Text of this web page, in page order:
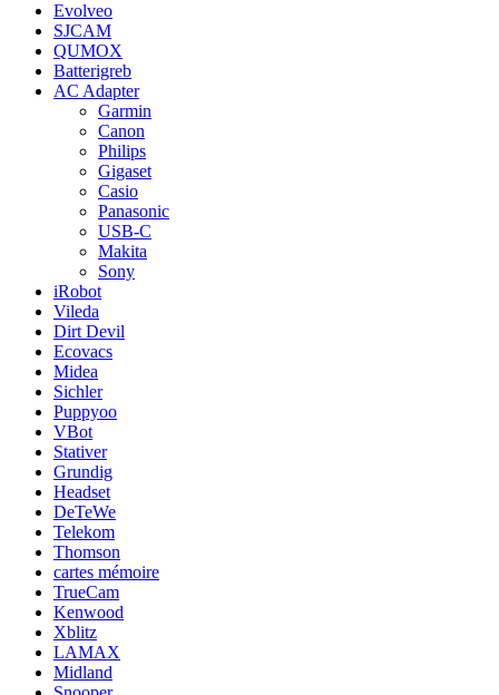
Evolveo
SJCAM
QUMOX
Batterigreb
AC Adapter
Garmin
Canon
Philips
Gigaset
Casio
Panasonic
USB-C
Makita
Sony
iRobot
Vileda
Dirt Devil
Ecovacs
Midea
Sichler
Puppyoo
VBot
Stativer
Grundig
Headset
DeTeWe
Telekom
Thomson
cartes mémoire
TrueCam
Kenwood
Xblitz
LAMAX
Midland